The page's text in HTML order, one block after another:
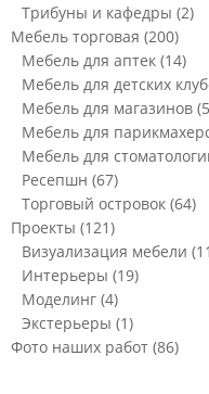
Трибуны и кафедры (2)
Мебель торговая (200)
Мебель для аптек (14)
Мебель для детских
Мебель для магазинов
Мебель для
Мебель для
Ресепшн (67)
Торговый островок (64)
Проекты (121)
Визуализация мебели
Интерьеры (19)
Моделинг (4)
Экстерьеры (1)
Фото наших работ (86)